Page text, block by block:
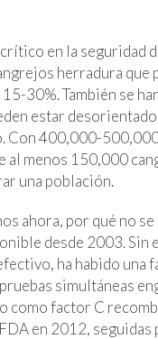
en la seguridad
herradura
30%. También se
estar
Con 400,000-
al menos 150,000
una población.
ahora, por qué no
desde 2003. Sin
ha habido una
simultáneas
factor C
en 2012,